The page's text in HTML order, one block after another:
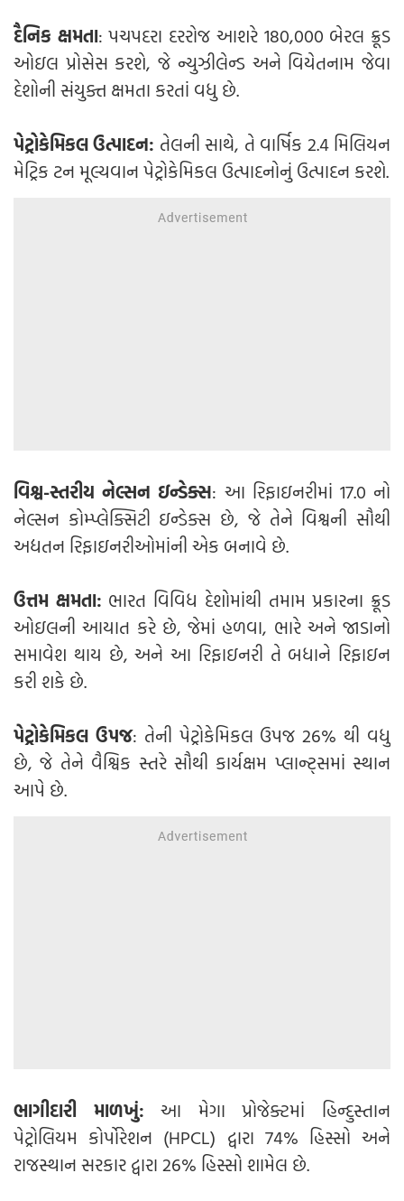
દૈનિક ક્ષમતા: પચપદરા દરરોજ આશરે 180,000 બેરલ ક્રૂડ
ઓઇલ પ્રોસેસ કરશે, જે ન્યુઝીલેન્ડ અને વિયેતનામ જેવા
દેશોની સંયુક્ત ક્ષમતા કરતાં વધુ છે.
પેટ્રોકેમિકલ ઉત્પાદન: તેલની સાથે, તે વાર્ષિક 2.4 મિલિયન
મેટ્રિક ટન મૂલ્યવાન પેટ્રોકેમિકલ ઉત્પાદનોનું ઉત્પાદન કરશે.
વિશ્વ-સ્તરીય નેલ્સન ઇન્ડેક્સ: આ રિફાઇનરીમાં 17.0 નો
નેલ્સન કોમ્પ્લેક્સિટી ઇન્ડેક્સ છે, જે તેને વિશ્વની સૌથી
અદ્યતન રિફાઇનરીઓમાંની એક બનાવે છે.
ઉત્તમ ક્ષમતા: ભારત વિવિધ દેશોમાંથી તમામ પ્રકારના ક્રૂડ
ઓઇલની આયાત કરે છે, જેમાં હળવા, ભારે અને જાડાનો
સમાવેશ થાય છે, અને આ રિફાઇનરી તે બધાને રિફાઇન
કરી શકે છે.
પેટ્રોકેમિકલ ઉપજ: તેની પેટ્રોકેમિકલ ઉપજ 26% થી વધુ
છે, જે તેને વૈશ્વિક સ્તરે સૌથી કાર્યક્ષમ પ્લાન્ટ્સમાં સ્થાન
આપે છે.
ભાગીદારી માળખું: આ મેગા પ્રોજેક્ટમાં હિન્દુસ્તાન
પેટ્રોલિયમ કોર્પોરેશન (HPCL) દ્વારા 74% હિસ્સો અને
રાજસ્થાન સરકાર દ્વારા 26% હિસ્સો શામેલ છે.